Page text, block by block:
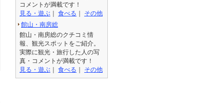
コメントが満載です！
見る・遊ぶ ｜ 食べる ｜ その他
館山・南房総
館山・南房総のクチコミ情
報、観光スポットをご紹介。
実際に観光・旅行した人の写
真・コメントが満載です！
見る・遊ぶ ｜ 食べる ｜ その他